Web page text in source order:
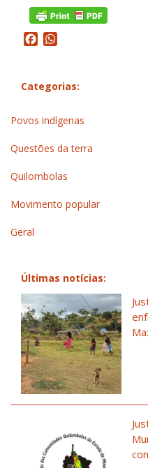
Facebook
Categorias:
Povos indígenas
Questões da terra
Quilombolas
Movimento popular
Geral
Últimas notícias: